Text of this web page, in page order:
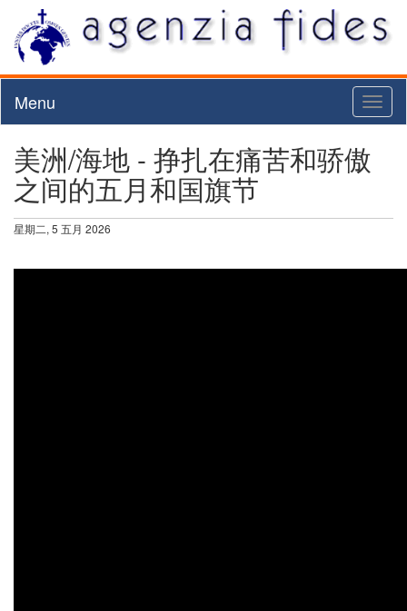
Menu
美洲/海地 - 挣扎在痛苦和骄傲
之间的五月和国旗节
星期二, 5 五月 2026